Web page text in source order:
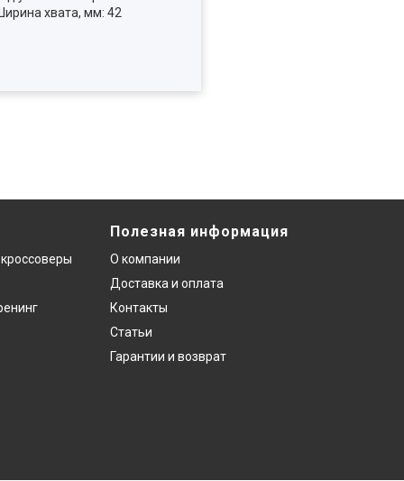
хвата, мм: 42
Полезная информация
О компании
Доставка и оплата
Контакты
Статьи
Гарантии и возврат